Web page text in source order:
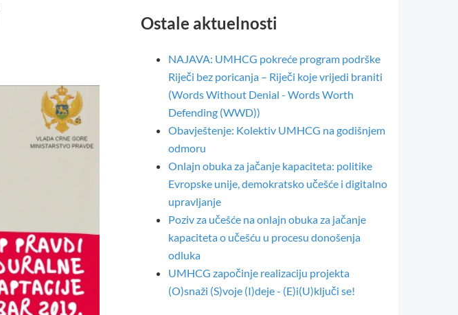
Ostale aktuelnosti
NAJAVA: UMHCG pokreće program podrške
Riječi bez poricanja – Riječi koje vrijedi braniti
(Words Without Denial - Words Worth
Defending (WWD))
Obavještenje: Kolektiv UMHCG na godišnjem
odmoru
Onlajn obuka za jačanje kapaciteta: politike
Evropske unije, demokratsko učešće i digitalno
upravljanje
Poziv za učešće na onlajn obuka za jačanje
kapaciteta o učešću u procesu donošenja
odluka
UMHCG započinje realizaciju projekta
(O)snaži (S)voje (I)deje - (E)i(U)ključi se!